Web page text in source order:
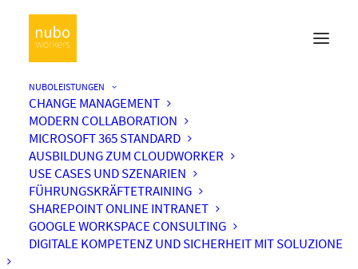
NUBOLEISTUNGEN
CHANGE MANAGEMENT
MODERN COLLABORATION
MICROSOFT 365 STANDARD
AUSBILDUNG ZUM CLOUDWORKER
USE CASES UND SZENARIEN
FÜHRUNGSKRÄFTETRAINING
SHAREPOINT ONLINE INTRANET
GOOGLE WORKSPACE CONSULTING
DIGITALE KOMPETENZ UND SICHERHEIT MIT SOLUZIONE